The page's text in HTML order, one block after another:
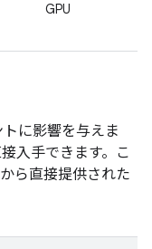
GPU
に影響を与えま
入手できます。こ
ら直接提供された